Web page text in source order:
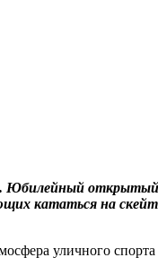
Юбилейный
кататься на
уличного